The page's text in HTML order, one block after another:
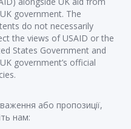
government. The
do not necessarily
the views of USAID or the
States Government and
government’s official
або пропозиції,
нам: